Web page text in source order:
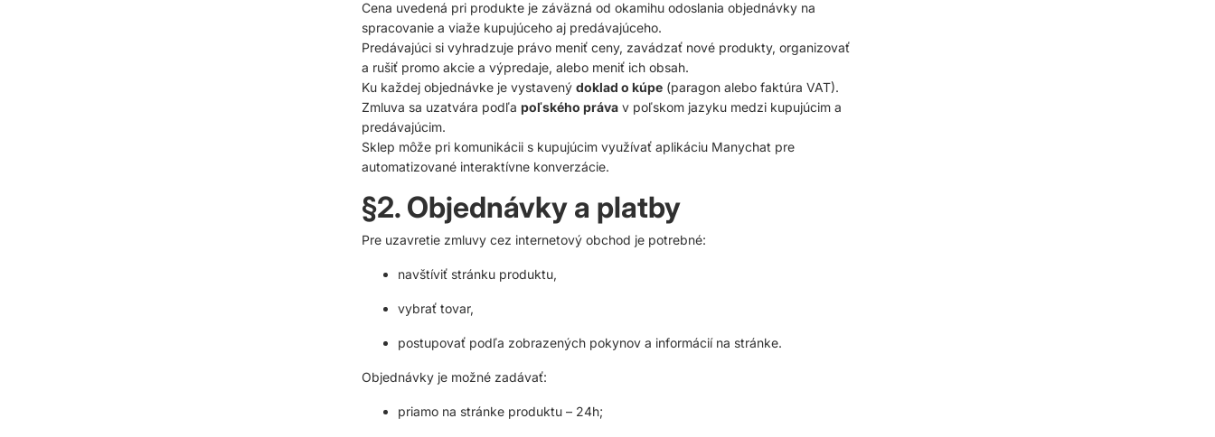
Cena uvedená pri produkte je záväzná od okamihu odoslania objednávky na
spracovanie a viaže kupujúceho aj predávajúceho.
Predávajúci si vyhradzuje právo meniť ceny, zavádzať nové produkty, organizovať
a rušiť promo akcie a výpredaje, alebo meniť ich obsah.
Ku každej objednávke je vystavený doklad o kúpe(paragon alebo faktúra VAT).
Zmluva sa uzatvára podľa poľského právav poľskom jazyku medzi kupujúcim a
predávajúcim.
Sklep môže pri komunikácii s kupujúcim využívať aplikáciu Manychat pre
automatizované interaktívne konverzácie.
§2. Objednávky a platby
Pre uzavretie zmluvy cez internetový obchod je potrebné:
navštíviť stránku produktu,
vybrať tovar,
postupovať podľa zobrazených pokynov a informácií na stránke.
Objednávky je možné zadávať:
priamo na stránke produktu – 24h;